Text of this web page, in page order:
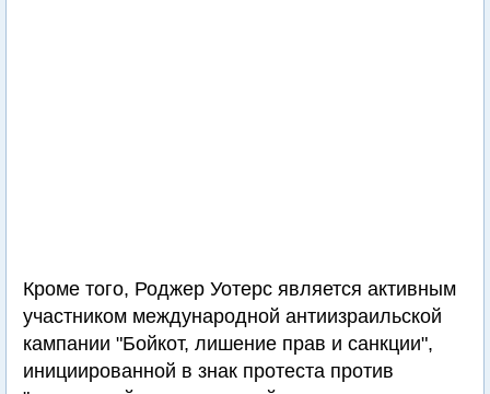
Кроме того, Роджер Уотерс является активным
участником международной антиизраильской
кампании "Бойкот, лишение прав и санкции",
инициированной в знак протеста против